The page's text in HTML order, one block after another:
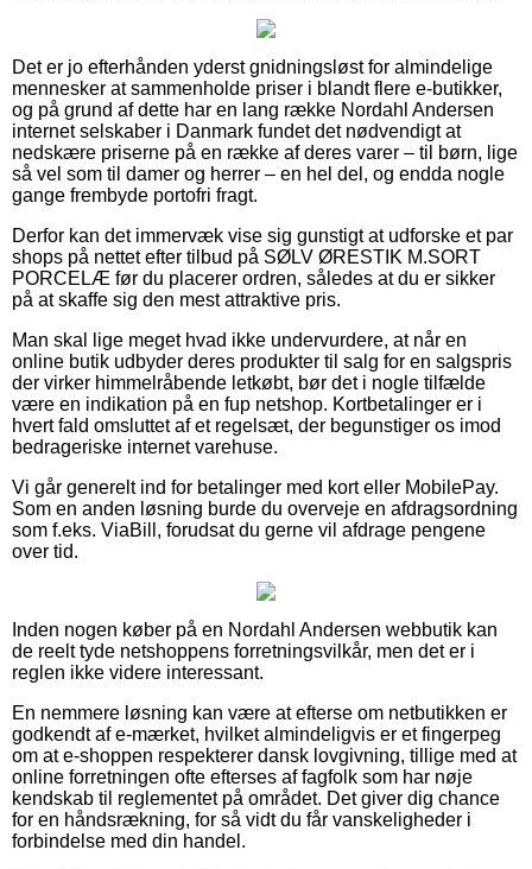
Det er jo efterhånden yderst gnidningsløst for almindelige
mennesker at sammenholde priser i blandt flere e-butikker,
og på grund af dette har en lang række Nordahl Andersen
internet selskaber i Danmark fundet det nødvendigt at
nedskære priserne på en række af deres varer – til børn, lige
så vel som til damer og herrer – en hel del, og endda nogle
gange frembyde portofri fragt.
Derfor kan det immervæk vise sig gunstigt at udforske et par
shops på nettet efter tilbud på SØLV ØRESTIK M.SORT
PORCELÆ før du placerer ordren, således at du er sikker
på at skaffe sig den mest attraktive pris.
Man skal lige meget hvad ikke undervurdere, at når en
online butik udbyder deres produkter til salg for en salgspris
der virker himmelråbende letkøbt, bør det i nogle tilfælde
være en indikation på en fup netshop. Kortbetalinger er i
hvert fald omsluttet af et regelsæt, der begunstiger os imod
bedrageriske internet varehuse.
Vi går generelt ind for betalinger med kort eller MobilePay.
Som en anden løsning burde du overveje en afdragsordning
som f.eks. ViaBill, forudsat du gerne vil afdrage pengene
over tid.
Inden nogen køber på en Nordahl Andersen webbutik kan
de reelt tyde netshoppens forretningsvilkår, men det er i
reglen ikke videre interessant.
En nemmere løsning kan være at efterse om netbutikken er
godkendt af e-mærket, hvilket almindeligvis er et fingerpeg
om at e-shoppen respekterer dansk lovgivning, tillige med at
online forretningen ofte efterses af fagfolk som har nøje
kendskab til reglementet på området. Det giver dig chance
for en håndsrækning, for så vidt du får vanskeligheder i
forbindelse med din handel.